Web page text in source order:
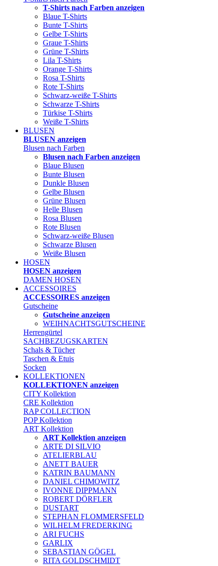
T-Shirts nach Farben anzeigen
Blaue T-Shirts
Bunte T-Shirts
Gelbe T-Shirts
Graue T-Shirts
Grüne T-Shirts
Lila T-Shirts
Orange T-Shirts
Rosa T-Shirts
Rote T-Shirts
Schwarz-weiße T-Shirts
Schwarze T-Shirts
Türkise T-Shirts
Weiße T-Shirts
BLUSEN
BLUSEN anzeigen
Blusen nach Farben
Blusen nach Farben anzeigen
Blaue Blusen
Bunte Blusen
Dunkle Blusen
Gelbe Blusen
Grüne Blusen
Helle Blusen
Rosa Blusen
Rote Blusen
Schwarz-weiße Blusen
Schwarze Blusen
Weiße Blusen
HOSEN
HOSEN anzeigen
DAMEN HOSEN
ACCESSOIRES
ACCESSOIRES anzeigen
Gutscheine
Gutscheine anzeigen
WEIHNACHTSGUTSCHEINE
Herrengürtel
SACHBEZUGSKARTEN
Schals & Tücher
Taschen & Etuis
Socken
KOLLEKTIONEN
KOLLEKTIONEN anzeigen
CITY Kollektion
CRE Kollektion
RAP COLLECTION
POP Kollektion
ART Kollektion
ART Kollektion anzeigen
ARTE DI SILVIO
ATELIERBLAU
ANETT BAUER
KATRIN BAUMANN
DANIEL CHIMOWITZ
IVONNE DIPPMANN
ROBERT DÖRFLER
DUSTART
STEPHAN FLOMMERSFELD
WILHELM FREDERKING
ARI FUCHS
GARLIX
SEBASTIAN GÖGEL
RITA GOLDSCHMIDT